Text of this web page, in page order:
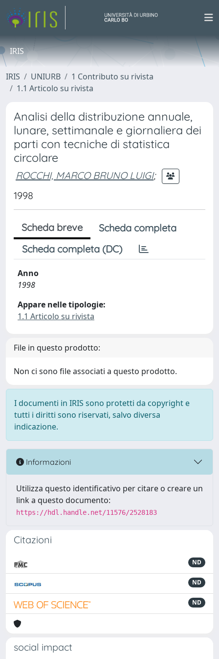
IRIS
IRIS UNIURB
1 Contributo su rivista
1.1 Articolo su rivista
Analisi della distribuzione annuale,
lunare, settimanale e giornaliera dei
parti con tecniche di statistica
circolare
ROCCHI, MARCO BRUNO LUIGI;
1998
Scheda breve
Scheda completa
Scheda completa (DC)
Anno
1998
Appare nelle tipologie:
1.1 Articolo su rivista
File in questo prodotto:
Non ci sono file associati a questo prodotto.
I documenti in IRIS sono protetti da copyright e
tutti i diritti sono riservati, salvo diversa
indicazione.
Informazioni
Utilizza questo identificativo per citare o creare un
link a questo documento:
https://hdl.handle.net/11576/2528183
Citazioni
ND
ND
ND
social impact